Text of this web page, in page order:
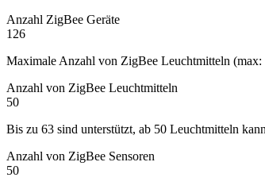
Anzahl ZigBee Geräte
126
Maximale Anzahl von ZigBee Leuchtmitteln (max:
Anzahl von ZigBee Leuchtmitteln
50
Bis zu 63 sind unterstützt, ab 50 Leuchtmitteln
Anzahl von ZigBee Sensoren
50